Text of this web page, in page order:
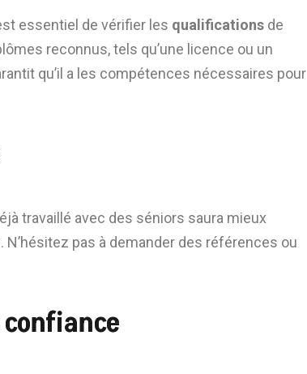
essentiel de vérifier les qualifications de
reconnus, tels qu’une licence ou un
qu’il a les compétences nécessaires pour
travaillé avec des séniors saura mieux
pas à demander des références ou